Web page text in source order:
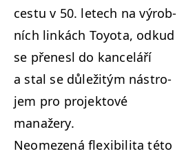
ces­tu v 50. letech na výrob­
ních linkách Toy­ota, odkud
se pře­nesl do kanceláří
a stal se důležitým nástro­
jem pro pro­jek­tové
manažery.
Neomezená flex­i­bili­ta této